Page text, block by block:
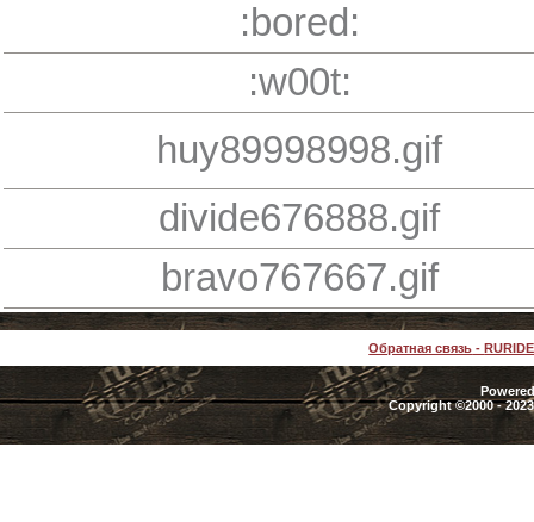
:bored:
:w00t:
huy89998998.gif
divide676888.gif
bravo767667.gif
Обратная связь -
Copyright ©2000 -